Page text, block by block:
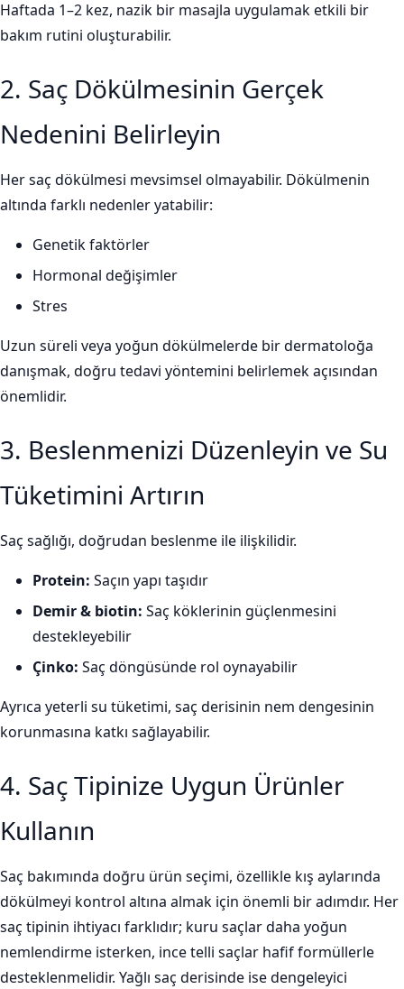
Haftada 1–2 kez, nazik bir masajla uygulamak etkili bir
bakım rutini oluşturabilir.
2. Saç Dökülmesinin Gerçek
Nedenini Belirleyin
Her saç dökülmesi mevsimsel olmayabilir. Dökülmenin
altında farklı nedenler yatabilir:
Genetik faktörler
Hormonal değişimler
Stres
Uzun süreli veya yoğun dökülmelerde bir dermatoloğa
danışmak, doğru tedavi yöntemini belirlemek açısından
önemlidir.
3. Beslenmenizi Düzenleyin ve Su
Tüketimini Artırın
Saç sağlığı, doğrudan beslenme ile ilişkilidir.
Protein: Saçın yapı taşıdır
Demir & biotin: Saç köklerinin güçlenmesini
destekleyebilir
Çinko: Saç döngüsünde rol oynayabilir
Ayrıca yeterli su tüketimi, saç derisinin nem dengesinin
korunmasına katkı sağlayabilir.
4. Saç Tipinize Uygun Ürünler
Kullanın
Saç bakımında doğru ürün seçimi, özellikle kış aylarında
dökülmeyi kontrol altına almak için önemli bir adımdır. Her
saç tipinin ihtiyacı farklıdır; kuru saçlar daha yoğun
nemlendirme isterken, ince telli saçlar hafif formüllerle
desteklenmelidir. Yağlı saç derisinde ise dengeleyici